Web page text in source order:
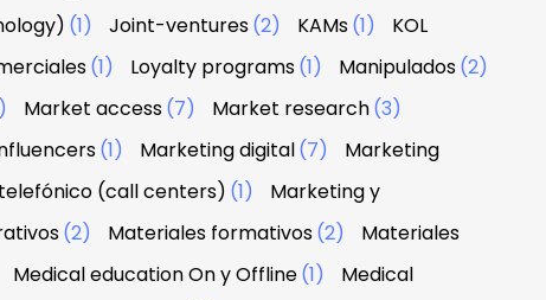
(1) Joint-ventures(2) KAMs(1)
KOL
(1) Loyalty programs(1) Manipulados(2)
Market access(7) Market research(3)
(1) Marketing digital(7)
Marketing
(call centers) (1)
Marketing y
(2) Materiales formativos(2)
Materiales
Medical education On y Offline(1)
Medical